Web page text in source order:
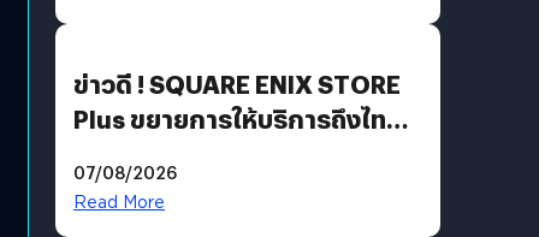
ข่าวดี ! SQUARE ENIX STORE
Plus ขยายการให้บริการถึงไทย
โดยตรง
07/08/2026
Read More